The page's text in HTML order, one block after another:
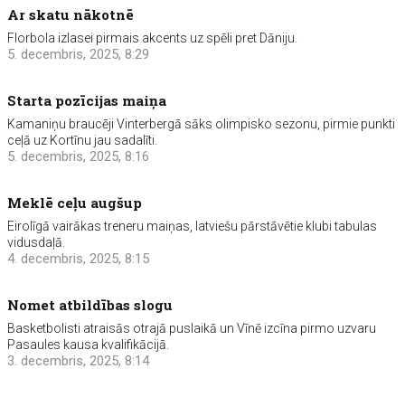
Ar skatu nākotnē
Florbola izlasei pirmais akcents uz spēli pret Dāniju.
5. decembris, 2025, 8:29
Starta pozīcijas maiņa
Kamaniņu braucēji Vinterbergā sāks olimpisko sezonu, pirmie punkti
ceļā uz Kortīnu jau sadalīti.
5. decembris, 2025, 8:16
Meklē ceļu augšup
Eirolīgā vairākas treneru maiņas, latviešu pārstāvētie klubi tabulas
vidusdaļā.
4. decembris, 2025, 8:15
Nomet atbildības slogu
Basketbolisti atraisās otrajā puslaikā un Vīnē izcīna pirmo uzvaru
Pasaules kausa kvalifikācijā.
3. decembris, 2025, 8:14